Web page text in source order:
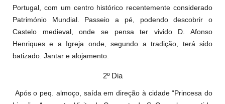
Portugal, com um centro histórico recentemente considerado
Património Mundial. Passeio a pé, podendo descobrir o
Castelo medieval, onde se pensa ter vivido D. Afonso
Henriques e a Igreja onde, segundo a tradição, terá sido
batizado. Jantar e alojamento.
2º Dia
Após o peq. almoço, saída em direção à cidade “Princesa do